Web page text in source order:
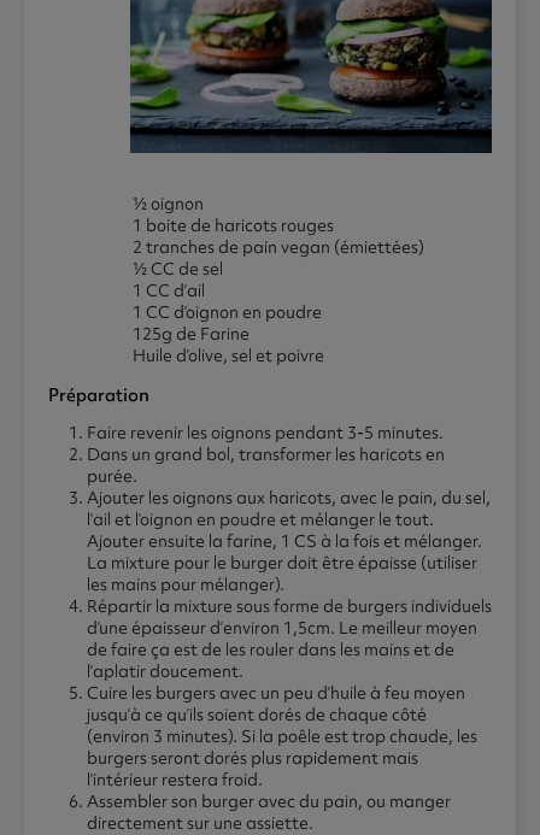
½ oignon
1 boite de haricots rouges
2 tranches de pain vegan (émiettées)
½ CC de sel
1 CC d’ail
1 CC d’oignon en poudre
125g de Farine
Huile d’olive, sel et poivre
Préparation
Faire revenir les oignons pendant 3-5 minutes.
Dans un grand bol, transformer les haricots en
purée.
Ajouter les oignons aux haricots, avec le pain, du sel,
l’ail et l’oignon en poudre et mélanger le tout.
Ajouter ensuite la farine, 1 CS à la fois et mélanger.
La mixture pour le burger doit être épaisse (utiliser
les mains pour mélanger).
Répartir la mixture sous forme de burgers individuels
d’une épaisseur d’environ 1,5cm. Le meilleur moyen
de faire ça est de les rouler dans les mains et de
l’aplatir doucement.
Cuire les burgers avec un peu d’huile à feu moyen
jusqu’à ce qu’ils soient dorés de chaque côté
(environ 3 minutes). Si la poêle est trop chaude, les
burgers seront dorés plus rapidement mais
l’intérieur restera froid.
Assembler son burger avec du pain, ou manger
directement sur une assiette.